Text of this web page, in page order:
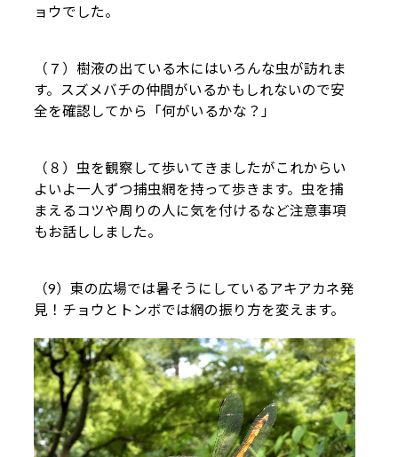
ョウでした。
（７）樹液の出ている木にはいろんな虫が訪れま
す。スズメバチの仲間がいるかもしれないので安
全を確認してから「何がいるかな？」
（８）虫を観察して歩いてきましたがこれからい
よいよ一人ずつ捕虫網を持って歩きます。虫を捕
まえるコツや周りの人に気を付けるなど注意事項
もお話ししました。
（9）東の広場では暑そうにしているアキアカネ発
見！チョウとトンボでは網の振り方を変えます。